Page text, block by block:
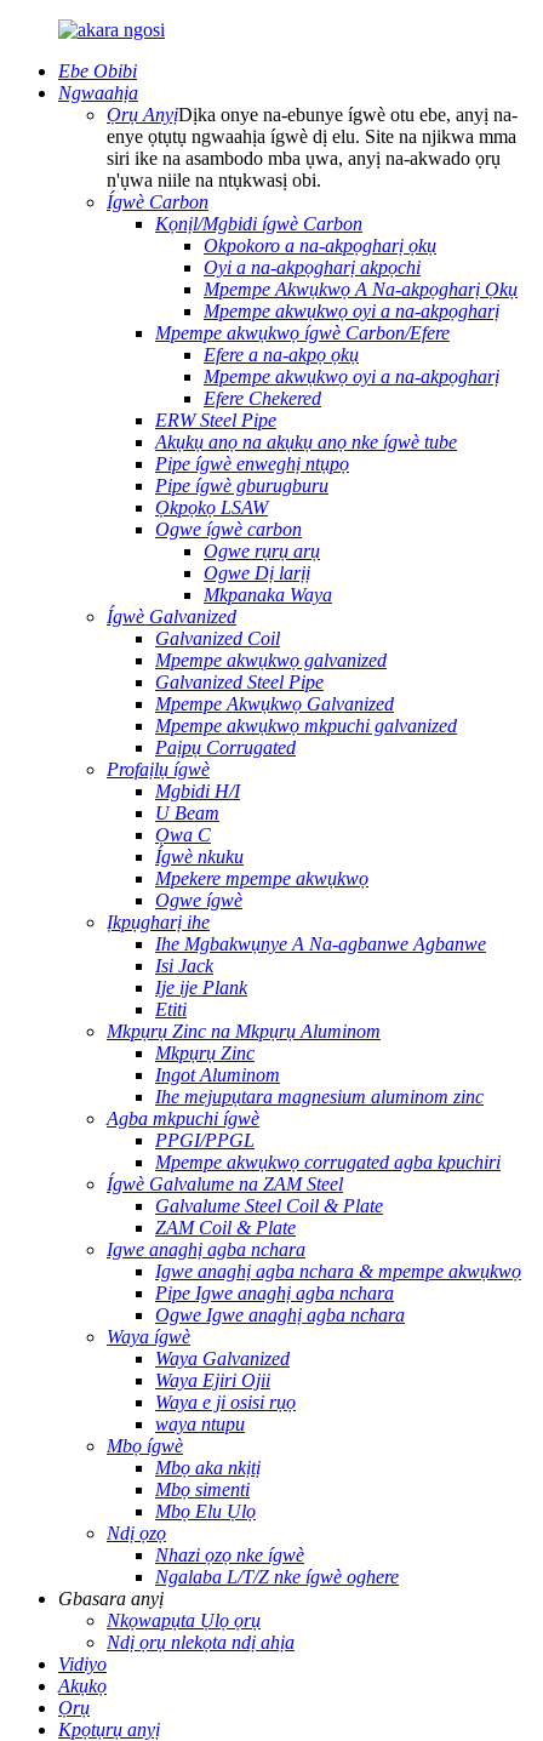
Ebe Obibi
Ngwaahịa
Ọrụ AnyịDịka onye na-ebunye ígwè otu ebe, anyị na-
enye ọtụtụ ngwaahịa ígwè dị elu. Site na njikwa mma
siri ike na asambodo mba ụwa, anyị na-akwado ọrụ
n'ụwa niile na ntụkwasị obi.
Ígwè Carbon
Kọnịl/Mgbidi ígwè Carbon
Okpokoro a na-akpọgharị ọkụ
Oyi a na-akpọgharị akpọchi
Mpempe Akwụkwọ A Na-akpọgharị Ọkụ
Mpempe akwụkwọ oyi a na-akpọgharị
Mpempe akwụkwọ ígwè Carbon/Efere
Efere a na-akpọ ọkụ
Mpempe akwụkwọ oyi a na-akpọgharị
Efere Chekered
ERW Steel Pipe
Akụkụ anọ na akụkụ anọ nke ígwè tube
Pipe ígwè enweghị ntụpọ
Pipe ígwè gburugburu
Ọkpọkọ LSAW
Ogwe ígwè carbon
Ogwe rụrụ arụ
Ogwe Dị larịị
Mkpanaka Waya
Ígwè Galvanized
Galvanized Coil
Mpempe akwụkwọ galvanized
Galvanized Steel Pipe
Mpempe Akwụkwọ Galvanized
Mpempe akwụkwọ mkpuchi galvanized
Paịpụ Corrugated
Profaịlụ ígwè
Mgbidi H/I
U Beam
Ọwa C
Ígwè nkuku
Mpekere mpempe akwụkwọ
Ogwe ígwè
Ịkpụgharị ihe
Ihe Mgbakwụnye A Na-agbanwe Agbanwe
Isi Jack
Ije ije Plank
Etiti
Mkpụrụ Zinc na Mkpụrụ Aluminom
Mkpụrụ Zinc
Ingot Aluminom
Ihe mejupụtara magnesium aluminom zinc
Agba mkpuchi ígwè
PPGI/PPGL
Mpempe akwụkwọ corrugated agba kpuchiri
Ígwè Galvalume na ZAM Steel
Galvalume Steel Coil & Plate
ZAM Coil & Plate
Igwe anaghị agba nchara
Igwe anaghị agba nchara & mpempe akwụkwọ
Pipe Igwe anaghị agba nchara
Ogwe Igwe anaghị agba nchara
Waya ígwè
Waya Galvanized
Waya Ejiri Ojii
Waya e ji osisi rụọ
waya ntupu
Mbọ ígwè
Mbọ aka nkịtị
Mbọ simenti
Mbọ Elu Ụlọ
Ndị ọzọ
Nhazi ọzọ nke ígwè
Ngalaba L/T/Z nke ígwè oghere
Gbasara anyị
Nkọwapụta Ụlọ ọrụ
Ndị ọrụ nlekọta ndị ahịa
Vidiyo
Akụkọ
Ọrụ
Kpọtụrụ anyị